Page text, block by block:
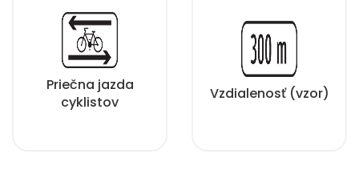
Priečna jazda
cyklistov
Vzdialenosť (vzor)